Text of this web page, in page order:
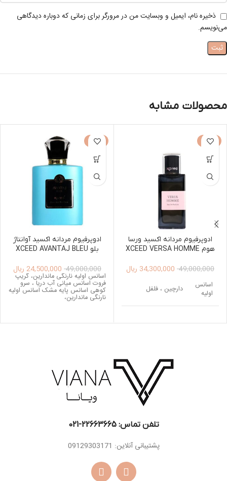
ذخیره نام، ایمیل و وبسایت من در مرورگر برای زمانی که دوباره دیدگاهی
می‌نویسم.
محصولات مشابه
-30%
ادوپرفیوم مردانه اکسید ورسا
هوم XCEED VERSA HOMME
49,000,000
34,300,000 ریال
اسانس
اولیه
دارچین ، فلفل
اسانس
روایح دودی، گل
مشک ، وانیل ، خس
خس ، سدر ، گیاه
ناگارموتا، ترکیب ایزو
-50%
ادوپرفیوم مردانه اکسید آوانتاژ
بلو XCEED AVANTAJ BLEU
49,000,000
24,500,000 ریال
اسانس اولیه نارنگی ماندارین، گریپ
فروت اسانس میانی آب دریا ، سرو
کوهی اسانس پایه مشک اسانس اولیه
نارنگی ماندارین،
تلفن تماس: 22663665-021​
پشتیبانی آنلاین: 09129303171